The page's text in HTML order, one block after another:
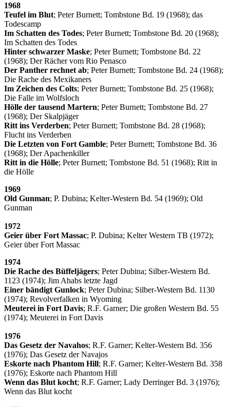
1968
Teufel im Blut; Peter Burnett; Tombstone Bd. 19 (1968); das
Todescamp
Im Schatten des Todes; Peter Burnett; Tombstone Bd. 20 (1968);
Im Schatten des Todes
Hinter schwarzer Maske; Peter Burnett; Tombstone Bd. 22
(1968); Der Rächer vom Rio Penasco
Der Panther rechnet ab; Peter Burnett; Tombstone Bd. 24 (1968);
Die Rache des Mexikaners
Im Zeichen des Colts; Peter Burnett; Tombstone Bd. 25 (1968);
Die Falle im Wolfsloch
Hölle der tausend Martern; Peter Burnett; Tombstone Bd. 27
(1968); Der Skalpjäger
Ritt ins Verderben; Peter Burnett; Tombstone Bd. 28 (1968);
Flucht ins Verderben
Die Letzten von Fort Gamble; Peter Burnett; Tombstone Bd. 36
(1968); Der Apachenkiller
Ritt in die Hölle; Peter Burnett; Tombstone Bd. 51 (1968); Ritt in
die Hölle
1969
Old Gunman; P. Dubina; Kelter-Western Bd. 54 (1969); Old
Gunman
1972
Geier über Fort Massac; P. Dubina; Kelter Western TB (1972);
Geier über Fort Massac
1974
Die Rache des Büffeljägers; Peter Dubina; Silber-Western Bd.
1123 (1974); Jim Ahabs letzte Jagd
Einer bändigt Gunlock; Peter Dubina; Silber-Western Bd. 1130
(1974); Revolverfalken in Wyoming
Meuterei in Fort Davis; R.F. Garner; Die großen Western Bd. 55
(1974); Meuterei in Fort Davis
1976
Das Gesetz der Navahos; R.F. Garner; Kelter-Western Bd. 356
(1976); Das Gesetz der Navajos
Eskorte nach Phantom Hill; R.F. Garner; Kelter-Western Bd. 358
(1976); Eskorte nach Phantom Hill
Wenn das Blut kocht; R.F. Garner; Lady Derringer Bd. 3 (1976);
Wenn das Blut kocht